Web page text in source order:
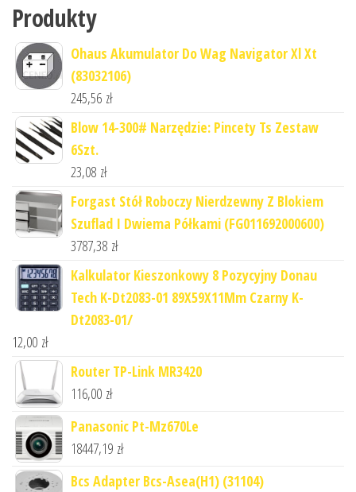
Produkty
Ohaus Akumulator Do Wag Navigator Xl Xt
(83032106)
245,56 zł
Blow 14-300# Narzędzie: Pincety Ts Zestaw
6Szt.
23,08 zł
Forgast Stół Roboczy Nierdzewny Z Blokiem
Szuflad I Dwiema Półkami (FG011692000600)
3787,38 zł
Kalkulator Kieszonkowy 8 Pozycyjny Donau
Tech K-Dt2083-01 89X59X11Mm Czarny K-
Dt2083-01/
12,00 zł
Router TP-Link MR3420
116,00 zł
Panasonic Pt-Mz670Le
18447,19 zł
Bcs Adapter Bcs-Asea(H1) (31104)